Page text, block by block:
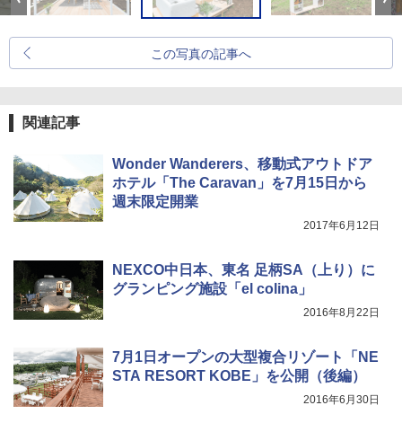
この写真の記事へ
関連記事
Wonder Wanderers、移動式アウトドア
ホテル「The Caravan」を7月15日から
週末限定開業
2017年6月12日
NEXCO中日本、東名 足柄SA（上り）に
グランピング施設「el colina」
2016年8月22日
7月1日オープンの大型複合リゾート「NE
STA RESORT KOBE」を公開（後編）
2016年6月30日